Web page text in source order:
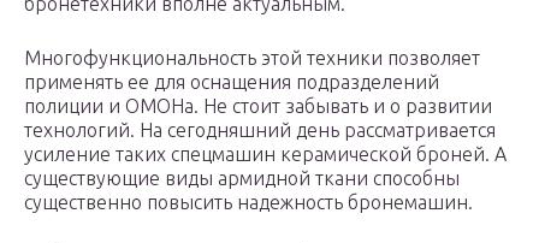
Многофункциональность этой техники позволяет
применять ее для оснащения подразделений
полиции и ОМОНа. Не стоит забывать и о развитии
технологий. На сегодняшний день рассматривается
усиление таких спецмашин керамической броней. А
существующие виды армидной ткани способны
существенно повысить надежность бронемашин.